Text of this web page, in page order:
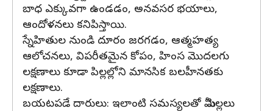
బాధ ఎక్కువగా ఉండడం, అనవసర భయాలు,
ఆందోళనలు కనిపిస్తాయి.
స్నేహితుల నుండి దూరం జరగడం, ఆత్మహత్య
ఆలోచనలు, విపరీతమైన కోపం, హింస మొదలగు
లక్షణాలు కూడా పిల్లల్లోని మానసిక బలహీనతకు
లక్షణాలు.
బయటపడే దారులు: ఇలాంటి సమస్యలతో మీ పిల్లలు